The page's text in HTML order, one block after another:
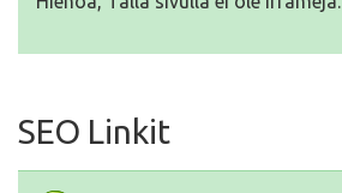
SEO Linkit